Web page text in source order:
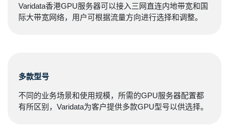
Varidata香港GPU服务器可以接入三网直连内地带宽和国
际大带宽网络，用户可根据流量方向进行选择和调整。
多款型号
不同的业务场景和使用规模，所需的GPU服务器配置都
有所区别，Varidata为客户提供多款GPU型号以供选择。